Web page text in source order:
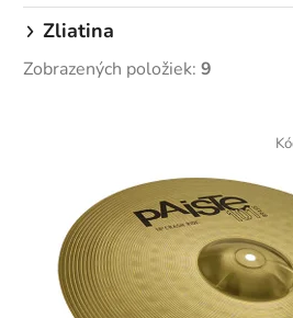
Zliatina
Zobrazených položiek: 9